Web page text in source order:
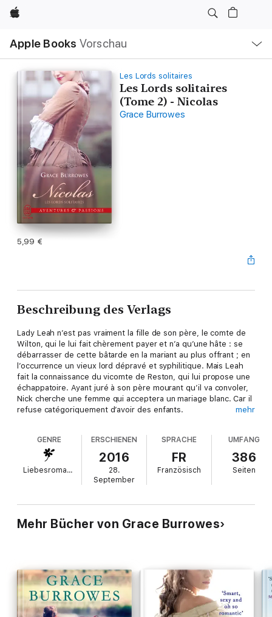
Apple
Apple Books Vorschau
Navigation
Menü
öffnen
Les Lords solitaires
Les Lords solitaires
(Tome 2) - Nicolas
Grace Burrowes
5,99 €
Beschreibung des Verlags
Lady Leah n’est pas vraiment la fille de son père, le comte de
Wilton, qui le lui fait chèrement payer et n’a qu’une hâte : se
débarrasser de cette bâtarde en la mariant au plus offrant ; en
l’occurrence un vieux lord dépravé et syphilitique. Mais Leah
fait la connaissance du vicomte de Reston, qui lui propose une
échappatoire. Ayant juré à son père mourant qu’il va convoler,
Nick cherche une femme qui acceptera un mariage blanc. Car il
refuse catégoriquement d’avoir des enfants.
énigmatique qui, tout en la désirant, s’obstine à leur interdire
tout droit au bonheur.
mehr
GENRE
Liebesromane
ERSCHIENEN
2016
28.
September
SPRACHE
FR
Französisch
UMFANG
386
Seiten
Mehr Bücher von Grace Burrowes